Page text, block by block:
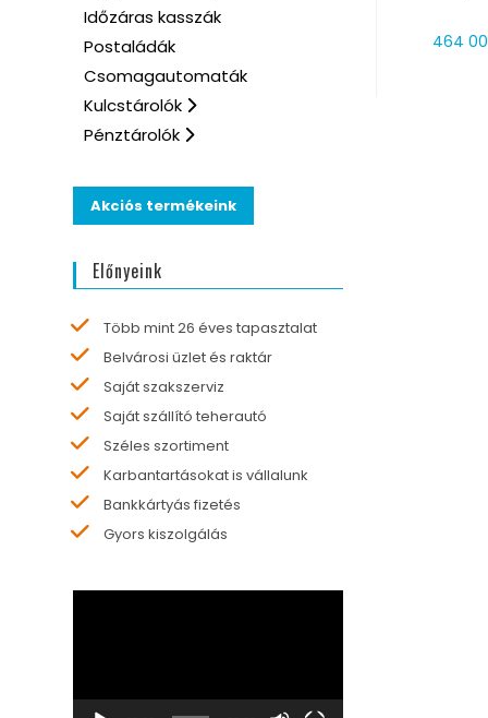
464
Időzáras kasszák
Postaládák
Csomagautomaták
Kulcstárolók
Pénztárolók
Akciós termékeink
Előnyeink
Több mint 26 éves tapasztalat
Belvárosi üzlet és raktár
Saját szakszerviz
Saját szállító teherautó
Széles szortiment
Karbantartásokat is vállalunk
Bankkártyás fizetés
Gyors kiszolgálás